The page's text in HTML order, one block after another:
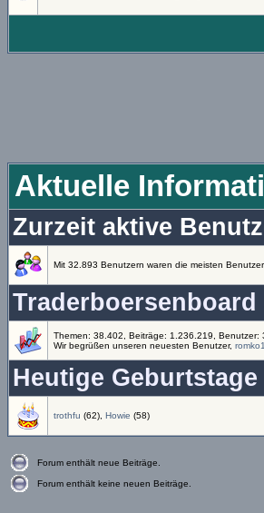
Aktuelle
Zurzeit aktive
Mit 32.893 Benutzern waren die meisten
Themen: 38.402, Beiträge: 1.236.219, Benutzer:
Wir begrüßen unseren neuesten Benutzer, romko1
Heutige Geburtstage
trothfu (62), Howie (58)
Forum enthält neue Beiträge.
Forum enthält keine neuen Beiträge.